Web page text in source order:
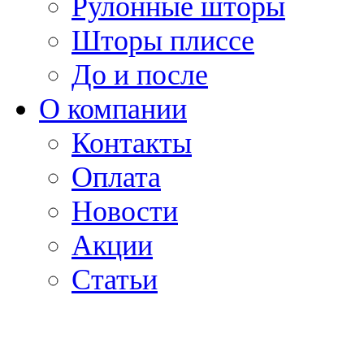
Шторы плиссе
До и после
О компании
Контакты
Оплата
Новости
Акции
Статьи